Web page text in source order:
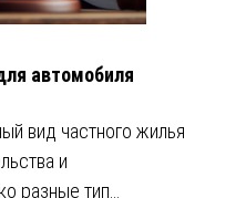
автомобиля
вид частного жилья
и
разные тип…